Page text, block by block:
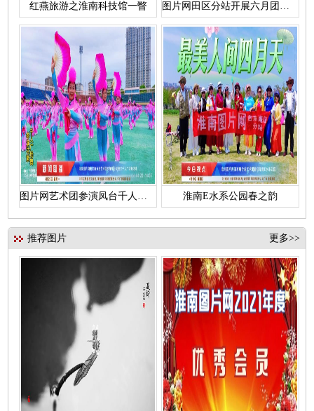
红燕旅游之淮南科技馆一瞥 图片网田区分站开展六月团建活动
图片网艺术团参演凤台千人花鼓灯 淮南E水系公园春之韵
推荐图片 更多>>